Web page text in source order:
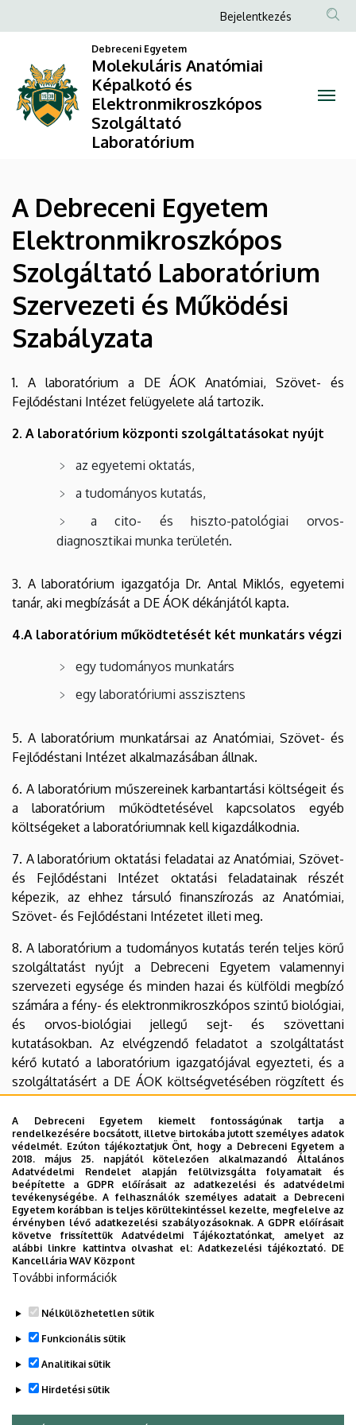
Debreceni
Egyetem
Elektronmikroszkópos
Szolgáltató
Szervezeti
és
Működési
Szabályzata
Molekuláris
Anatómiai
Képalkotó
Elektronmikroszkópos
Szolgáltató
Laboratórium
a
Anonim
fiók
Bejelentkezés
Debreceni Egyetem
Molekuláris Anatómiai
Képalkotó és
Elektronmikroszkópos
Szolgáltató
Laboratórium
A Debreceni Egyetem
Elektronmikroszkópos
Szolgáltató Laboratórium
Szervezeti és Működési
Szabályzata
1. A laboratórium a DE ÁOK Anatómiai, Szövet- és
Fejlődéstani Intézet felügyelete alá tartozik.
2. A laboratórium központi szolgáltatásokat nyújt
az egyetemi oktatás,
a tudományos kutatás,
a cito- és hiszto-patológiai orvos-
diagnosztikai munka területén.
3. A laboratórium igazgatója Dr. Antal Miklós, egyetemi
tanár, aki megbízását a DE ÁOK dékánjától kapta.
4.A laboratórium működtetését két munkatárs végzi
egy tudományos munkatárs
egy laboratóriumi asszisztens
5. A laboratórium munkatársai az Anatómiai, Szövet- és
Fejlődéstani Intézet alkalmazásában állnak.
6. A laboratórium műszereinek karbantartási költségeit és
a laboratórium működtetésével kapcsolatos egyéb
költségeket a laboratóriumnak kell kigazdálkodnia.
7. A laboratórium oktatási feladatai az Anatómiai, Szövet-
és Fejlődéstani Intézet oktatási feladatainak részét
képezik, az ehhez társuló finanszírozás az Anatómiai,
Szövet- és Fejlődéstani Intézetet illeti meg.
8. A laboratórium a tudományos kutatás terén teljes körű
szolgáltatást nyújt a Debreceni Egyetem valamennyi
szervezeti egysége és minden hazai és külföldi megbízó
számára a fény- és elektronmikroszkópos szintű biológiai,
és orvos-biológiai jellegű sejt- és szövettani
kutatásokban. Az elvégzendő feladatot a szolgáltatást
kérő kutató a laboratórium igazgatójával egyezteti, és a
szolgáltatásért a DE ÁOK költségvetésében rögzített és
közzétett térítési díjat fizeti. A bevétel az Anatómiai,
Szövet- és Fejlődéstani Intézet gazdálkodási keretein
belül más keretektől elkülönítve kerül jóváírásra, a DE ÁOK
belső finanszírozási szabályainak megfelelően.
9. A cito- és hiszto-patológiai orvos-diagnosztikai
tevékenységet külön működési rend szabályozza. A
diagnosztikai tevékenység bevétele az Anatómiai,
Szövet- és Fejlődéstani Intézet gazdálkodási keretein
belül, más keretektől elkülönítetten kerül jóváírásra, a DE
Klinikai Központ belső finanszírozási szabályainak
megfelelően.
Legutóbbi frissítés: 2024. 03. 25. 09:28
A Debreceni Egyetem kiemelt fontosságúnak tartja a
rendelkezésére bocsátott, illetve birtokába jutott személyes adatok
védelmét. Ezúton tájékoztatjuk Önt, hogy a Debreceni Egyetem a
2018. május 25. napjától kötelezően alkalmazandó Általános
Adatvédelmi Rendelet alapján felülvizsgálta folyamatait és
beépítette a GDPR előírásait az adatkezelési és adatvédelmi
tevékenységébe. A felhasználók személyes adatait a Debreceni
Egyetem korábban is teljes körültekintéssel kezelte, megfelelve az
érvényben lévő adatkezelési szabályozásoknak. A GDPR előírásait
követve frissítettük Adatvédelmi Tájékoztatónkat, amelyet az
alábbi linkre kattintva olvashat el:Adatkezelési tájékoztató. DE
Kancellária WAV Központ
További információk
Nélkülözhetetlen sütik
Funkcionális sütik
Analitikai sütik
Hirdetési sütik